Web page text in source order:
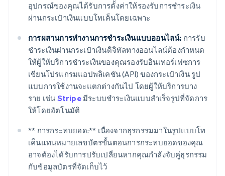
อุปกรณ์ของคุณได้รับการตั้งค่าให้รองรับการชำระเงิน
ผ่านกระเป๋าเงินแบบโทเค็นโดยเฉพาะ
การผสานการทำงานการชำระเงินแบบออนไลน์: การรับ
ชำระเงินผ่านกระเป๋าเงินดิจิทัลทางออนไลน์ต้องกำหนด
ให้ผู้ให้บริการชำระเงินของคุณรองรับอินเทอร์เฟซการ
เขียนโปรแกรมแอปพลิเคชัน (API) ของกระเป๋าเงิน รูป
แบบการใช้งานจะแตกต่างกันไป โดยผู้ให้บริการบาง
ราย เช่น Stripeมีระบบชำระเงินแบบสำเร็จรูปที่จัดการ
ให้โดยอัตโนมัติ
** การกระทบยอด:** เนื่องจากธุรกรรมมาในรูปแบบโท
เค็นแทนหมายเลขบัตรขั้นตอนการกระทบยอดของคุณ
อาจต้องได้รับการปรับเปลี่ยนหากคุณกำลังจับคู่ธุรกรรม
กับข้อมูลบัตรที่จัดเก็บไว้